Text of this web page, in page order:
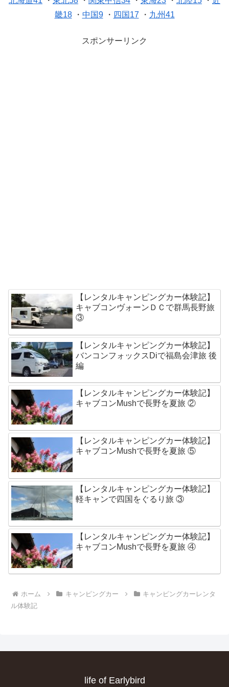
畿18・ 中国9・ 四国17 ・ 九州41
スポンサーリンク
【レンタルキャンピングカー体験記】
キャブコンヴォーンＤＣで群馬長野旅
③
【レンタルキャンピングカー体験記】
バンコンフォックスDiで福島会津旅 後
編
【レンタルキャンピングカー体験記】
キャブコンMushで長野を夏旅 ②
【レンタルキャンピングカー体験記】
キャブコンMushで長野を夏旅 ⑤
【レンタルキャンピングカー体験記】
軽キャンで四国をぐるり旅 ③
【レンタルキャンピングカー体験記】
キャブコンMushで長野を夏旅 ④
ホーム キャンピングカー
キャンピングカーレンタ
ル体験記
life of Earlybird